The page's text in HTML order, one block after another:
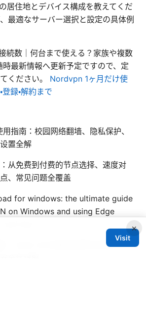
居住地とデバイス構成を教えてくだ
最適なサーバー選択と設定の具体例
続数｜何台まで使える？家族や複数
最新情報へ更新予定ですので、定
ください。 Nordvpn 1ヶ月だけ使
録・解約まで
指南：校园网络翻墙、隐私保护、
置全解
从免费到付费的节点选择、速度对
、常见问题全覆盖
for windows: the ultimate guide
on Windows and using Edge
tips
：2025-2026最佳免费与付费VPN
×
Visit